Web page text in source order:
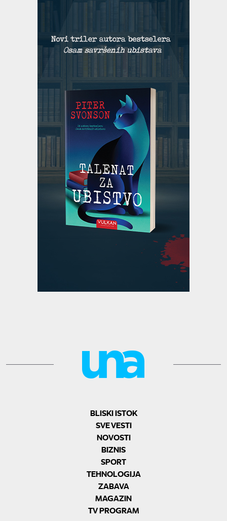
BLISKI ISTOK
SVE VESTI
NOVOSTI
BIZNIS
SPORT
TEHNOLOGIJA
ZABAVA
MAGAZIN
TV PROGRAM